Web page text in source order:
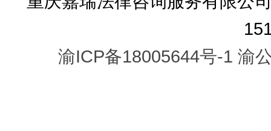
渝ICP备18005644号-1 渝